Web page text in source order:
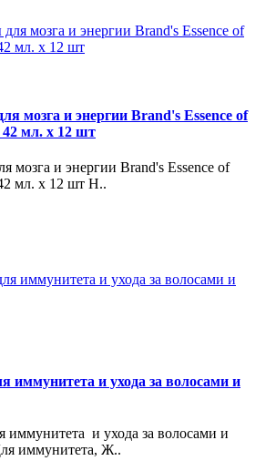
мозга и энергии Brand's Essence of
мл. x 12 шт
мозга и энергии Brand's Essence of
мл. x 12 шт Н..
иммунитета и ухода за волосами и
и ухода за волосами и
иммунитета, Ж..